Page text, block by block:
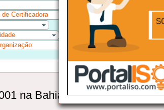
Certificadora
na Bahia, na cidade de: